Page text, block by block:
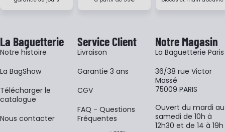
La Baguetterie
Notre histoire
La BagShow
​Télécharger le
catalogue
Nous contacter
Service Client
Livraison
Garantie 3 ans
CGV
FAQ - Questions
Fréquentes
Notre Magasin
La Baguetterie Paris
36/38 rue Victor
Massé
75009 PARIS
Ouvert du mardi au
samedi de 10h à
12h30 et de 14 à 19h